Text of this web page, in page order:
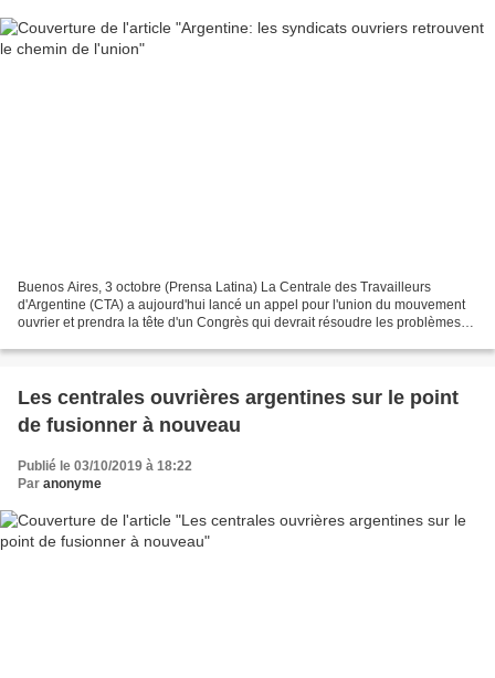
Buenos Aires, 3 octobre (Prensa Latina) La Centrale des Travailleurs
d'Argentine (CTA) a aujourd'hui lancé un appel pour l'union du mouvement
ouvrier et prendra la tête d'un Congrès qui devrait résoudre les problèmes
Les centrales ouvrières argentines sur le point
de fusionner à nouveau
Publié le 03/10/2019 à 18:22
Par anonyme